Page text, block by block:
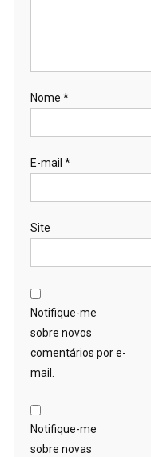
Nome *
E-mail *
Site
Notifique-me
sobre novos
comentários por e-
mail.
Notifique-me
sobre novas